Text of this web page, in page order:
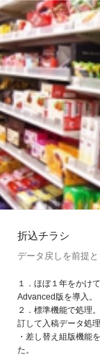
折込チラシ
データ戻しを前提
１．ほぼ１年をかけ
Advanced版を導入。
２．標準機能で処理
訂して入稿データ処
・差し替え組版機能
た。